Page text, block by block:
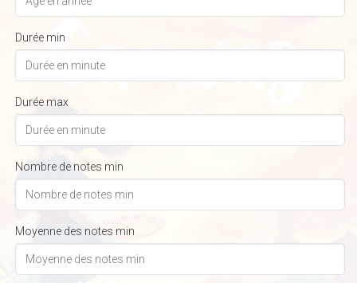
Durée min
Durée max
Nombre de notes min
Moyenne des notes min